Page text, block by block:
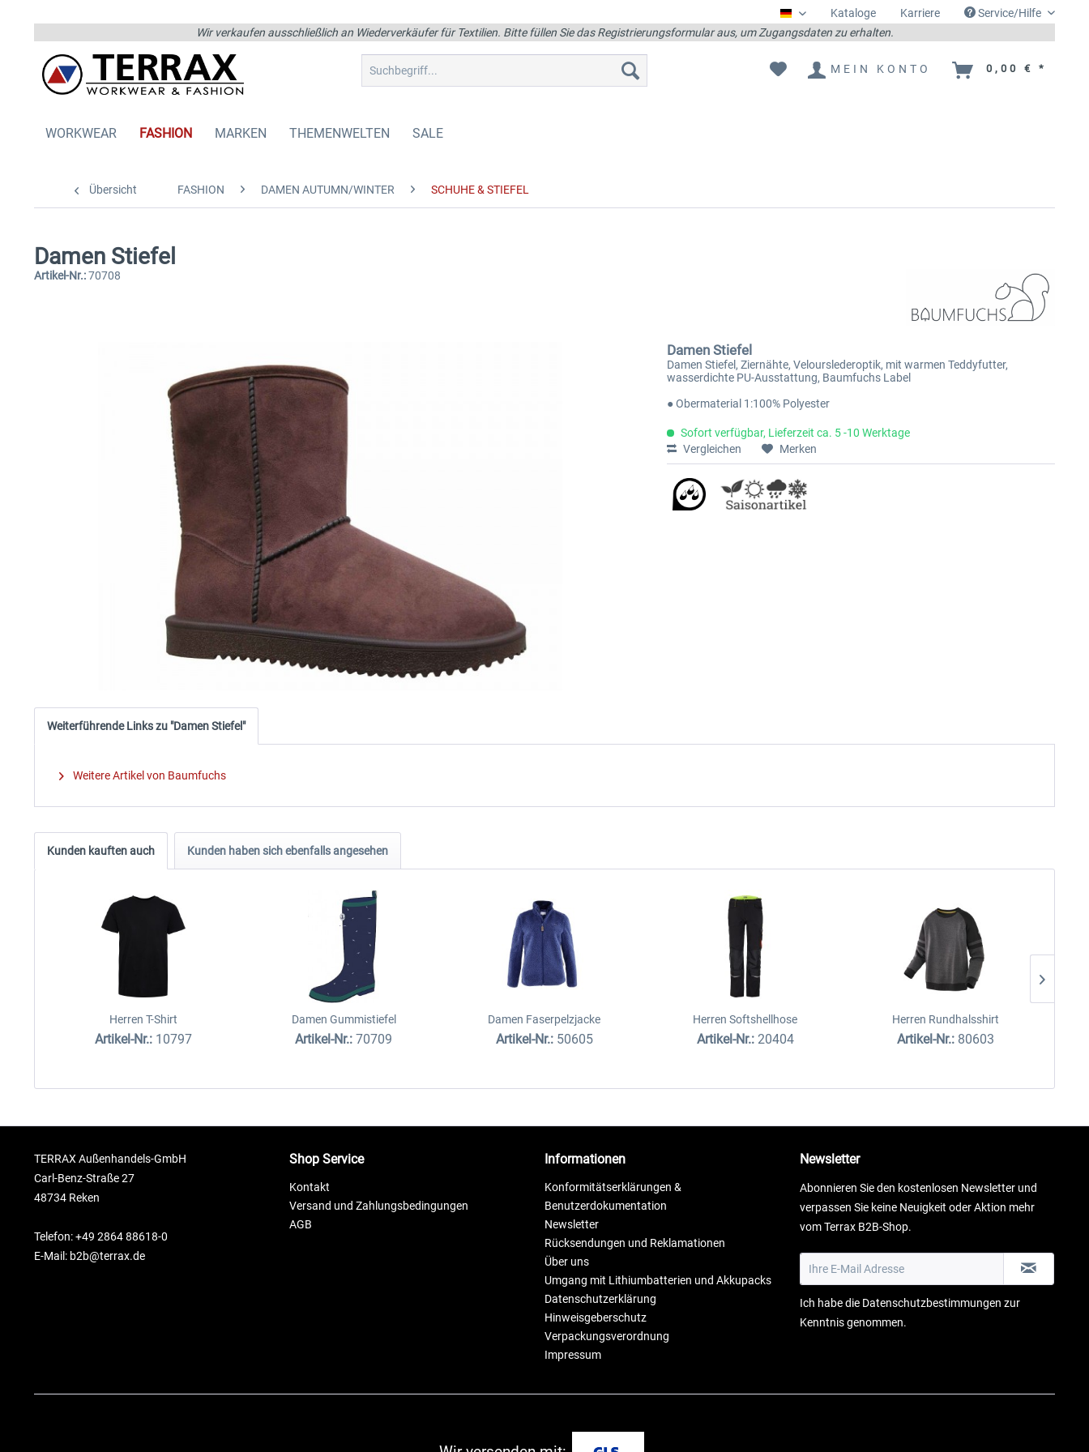
DeutschKataloge Karriere
Service/Hilfe
Wir verkaufen ausschließlich an Wiederverkäufer für Textilien. Bitte füllen Sie das Registrierungsformular aus, um Zugangsdaten zu erhalten.
MEIN KONTO 0,00 € *
WORKWEAR FASHION MARKEN THEMENWELTEN SALE
Übersicht FASHION DAMEN AUTUMN/WINTER SCHUHE & STIEFEL
Damen Stiefel
Artikel-Nr.:70708
Damen Stiefel
Damen Stiefel, Ziernähte, Velourslederoptik, mit warmen Teddyfutter,
wasserdichte PU-Ausstattung, Baumfuchs Label
● Obermaterial 1:100% Polyester
Sofort verfügbar, Lieferzeit ca. 5 -10 Werktage
Vergleichen
Merken
Weiterführende Links zu "Damen Stiefel"
Weitere Artikel von Baumfuchs
Kunden kauften auch Kunden haben sich ebenfalls angesehen
Herren T-Shirt
Artikel-Nr.: 10797
Damen Gummistiefel
Artikel-Nr.:70709
Damen Faserpelzjacke
Artikel-Nr.: 50605
Herren Softshellhose
Artikel-Nr.: 20404
Herren Rundhalsshirt
Artikel-Nr.: 80603
TERRAX Außenhandels-GmbH
Carl-Benz-Straße 27
48734 Reken
Telefon: +49 2864 88618-0
E-Mail: b2b@terrax.de
Shop Service
Kontakt
Versand und Zahlungsbedingungen
AGB
Informationen
Konformitätserklärungen &
Benutzerdokumentation
Newsletter
Rücksendungen und Reklamationen
Über uns
Umgang mit Lithiumbatterien und Akkupacks
Datenschutzerklärung
Hinweisgeberschutz
Verpackungsverordnung
Impressum
Newsletter
Abonnieren Sie den kostenlosen Newsletter und
verpassen Sie keine Neuigkeit oder Aktion mehr
vom Terrax B2B-Shop.
Ich habe die Datenschutzbestimmungen zur
Kenntnis genommen.